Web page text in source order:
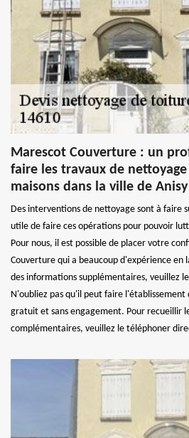
Marescot Couverture : un
faire les travaux de
maisons dans la ville de
Des interventions de nettoyage sont à faire
utile de faire ces opérations pour pouvoir
Pour nous, il est possible de placer votre
Couverture qui a beaucoup d'expérience en
des informations supplémentaires, veuillez
N'oubliez pas qu'il peut faire
gratuit et sans engagement. Pour recueillir
complémentaires, veuillez le téléphoner